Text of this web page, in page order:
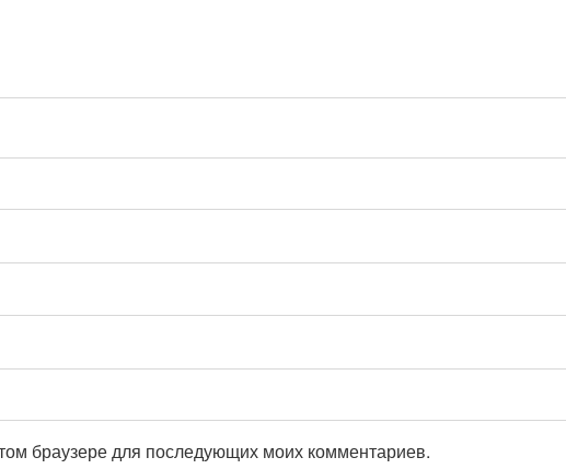
браузере для последующих моих комментариев.